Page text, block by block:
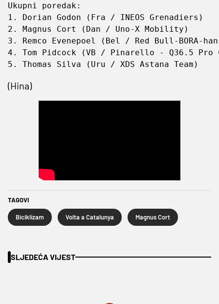
Ukupni poredak:
1. Dorian Godon (Fra / INEOS
2. Magnus ⁠Cort (Dan / Uno-X Mobility)
3. Remco Evenepoel (Bel / Red Bull-BORA-
4. ‌Tom Pidcock (VB / Pinarello - Q36.5 Pro Cycling Team) +6
5. ​Thomas Silva (Uru / XDS Astana
(Hina)
TAGOVI
Biciklizam Volta a Catalunya Magnus Cort
SLJEDEĆA VIJEST